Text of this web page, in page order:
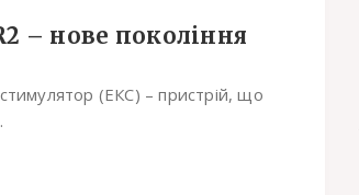
– нове покоління
(ЕКС) – пристрій, що